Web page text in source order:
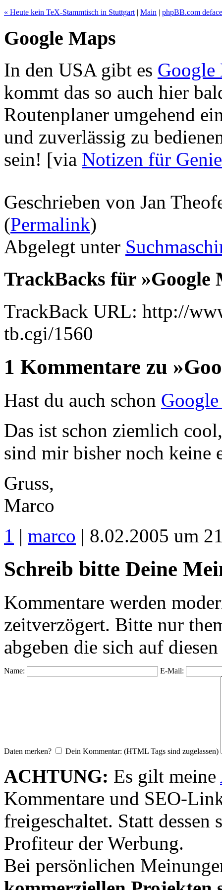
« Heute kein TeX-Stammtisch in Stuttgart | Main | phpBB.com
Google Maps
In den USA gibt es Google
kommt das so auch hier
Routenplaner umgehend
und zuverlässig zu
sein! [via Notizen für
Geschrieben von Jan
(Permalink)
Abgelegt unter
TrackBacks für »Google
TrackBack URL: http://
tb.cgi/1560
1 Kommentare zu
Hast du auch schon
Das ist schon ziemlich
sind mir bisher noch keine
Gruss,
Marco
1 | marco | 8.02.2005 um
Schreib bitte Deine
Kommentare werden
zeitverzögert. Bitte nur
abgeben die sich auf
Name: E-Mail:
Daten merken? Dein Kommentar: (HTML Tags sind zugelassen)
ACHTUNG: Es gilt meine
Kommentare und SEO-
freigeschaltet. Statt dessen
Profiteur der Werbung.
Bei persönlichen